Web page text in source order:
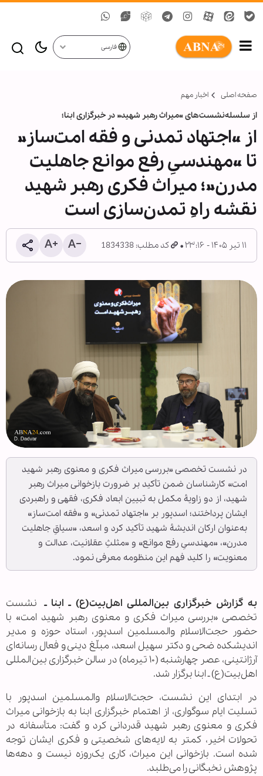
فارسی
صفحه اصلی اخبار مهم
از سلسله‌نشست‌های «میراث رهبر شهید» در خبرگزاری ابنا؛
از «اجتهاد تمدنی و فقه امت‌ساز»
تا «مهندسیِ رفع موانع جاهلیت
مدرن»؛ میراث فکری رهبر شهید
نقشه راهِ تمدن‌سازی است
۱۱ تیر ۱۴۰۵ - ۲۳:۱۶ کد مطلب: 1834338
در نشست تخصصی «بررسی میراث فکری و معنوی رهبر شهید
امت» کارشناسان ضمن تأکید بر ضرورت بازخوانی میراث رهبر
شهید، از دو زاویهٔ مکمل به تبیین ابعاد فکری، فقهی و راهبردی
ایشان پرداختند؛ اسدپور بر «اجتهاد تمدنی» و «فقه امت‌ساز»
به‌عنوان ارکان اندیشهٔ شهید تأکید کرد و اسعد، «سیاقِ جاهلیت
مدرن»، «مهندسیِ رفع موانع» و «مثلثِ عقلانیت، عدالت و
معنویت» را کلید فهم این منظومه معرفی نمود.
به گزارش خبرگزاری بین‌المللی اهل‌بیت(ع) ـ ابنا ـنشست
تخصصی «بررسی میراث فکری و معنوی رهبر شهید امت» با
حضور حجت‌الاسلام والمسلمین اسدپور، استاد حوزه و مدیر
اندیشکده ضحی و دکتر سهیل اسعد، مبلّغ دینی و فعال رسانه‌ای
آرژانتینی، عصر چهارشنبه (۱۰ تیرماه) در سالن خبرگزاری بین‌المللی
اهل‌بیت(ع) ـ ابنا برگزار شد.
در ابتدای این نشست، حجت‌الاسلام والمسلمین اسدپور با
تسلیت ایام سوگواری، از اهتمام خبرگزاری ابنا به بازخوانی میراث
فکری و معنوی رهبر شهید قدردانی کرد و گفت: متأسفانه در
تحولات اخیر، کمتر به لایه‌های شخصیتی و فکری ایشان توجه
شده است. بازخوانی این میراث، کاری یک‌روزه نیست و دهه‌ها
پژوهش نخبگانی را می‌طلبد.